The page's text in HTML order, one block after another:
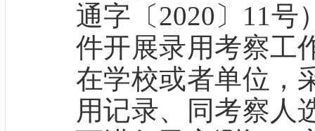
通字〔2020〕11号
件开展录用考察工
在学校或者单位，
用记录、同考察人